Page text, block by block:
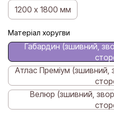
1200 х 1800 мм
Матеріал хоругви
Габардин (зшивний,
Атлас Преміум (зшивний,
Велюр (зшивний,